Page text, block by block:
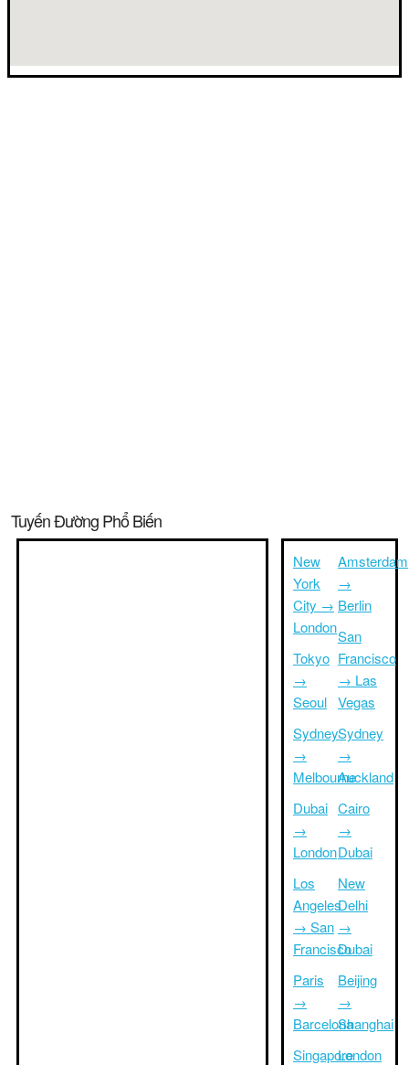
Tuyến Đường Phổ Biến
New
York
City →
London
Tokyo
→
Seoul
Sydney
→
Melbourne
Dubai
→
London
Los
Angeles
→ San
Francisco
Paris
→
Barcelona
Singapore
Amsterdam
→
Berlin
San
Francisco
→ Las
Vegas
Sydney
→
Auckland
Cairo
→
Dubai
New
Delhi
→
Dubai
Beijing
→
Shanghai
London